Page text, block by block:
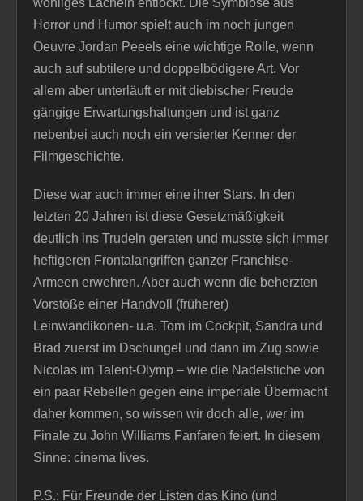
wohliges Lächeln entlockt. Die Symbiose aus
Horror und Humor spielt auch im noch jungen
Oeuvre Jordan Peeels eine wichtige Rolle, wenn
auch auf subtilere und doppelbödigere Art. Vor
allem aber unterläuft er mit diebischer Freude
gängige Erwartungshaltungen und ist ganz
nebenbei auch noch ein versierter Kenner der
Filmgeschichte.
Diese war auch immer eine ihrer Stars. In den
letzten 20 Jahren ist diese Gesetzmäßigkeit
deutlich ins Trudeln geraten und musste sich immer
heftigeren Frontalangriffen ganzer Franchise-
Armeen erwehren. Aber auch wenn die beherzten
Vorstöße einer Handvoll (früherer)
Leinwandikonen- u.a. Tom im Cockpit, Sandra und
Brad zuerst im Dschungel und dann im Zug sowie
Nicolas im Talent-Olymp – wie die Nadelstiche von
ein paar Rebellen gegen eine imperiale Übermacht
daher kommen, so wissen wir doch alle, wer im
Finale zu John Williams Fanfaren feiert. In diesem
Sinne: cinema lives.
P.S.: Für Freunde der Listen das Kino (und